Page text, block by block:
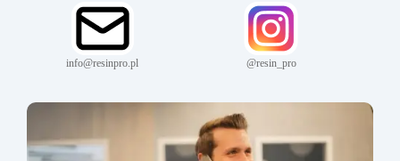
info@resinpro.pl @resin_pro